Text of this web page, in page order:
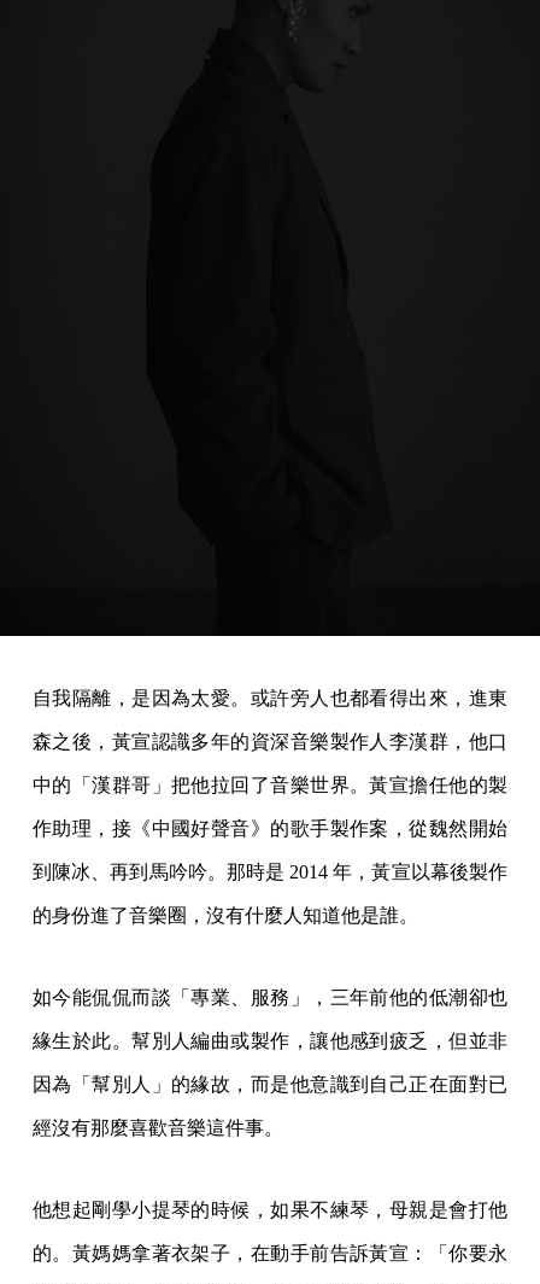
自我隔離，是因為太愛。或許旁人也都看得出來，進東
森之後，黃宣認識多年的資深音樂製作人李漢群，他口
中的「漢群哥」把他拉回了音樂世界。黃宣擔任他的製
作助理，接《中國好聲音》的歌手製作案，從魏然開始
到陳冰、再到馬吟吟。那時是 2014 年，黃宣以幕後製作
的身份進了音樂圈，沒有什麼人知道他是誰。
如今能侃侃而談「專業、服務」，三年前他的低潮卻也
緣生於此。幫別人編曲或製作，讓他感到疲乏，但並非
因為「幫別人」的緣故，而是他意識到自己正在面對已
經沒有那麼喜歡音樂這件事。
他想起剛學小提琴的時候，如果不練琴，母親是會打他
的。黃媽媽拿著衣架子，在動手前告訴黃宣：「你要永